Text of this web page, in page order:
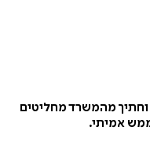
מהמשרד מחליטים